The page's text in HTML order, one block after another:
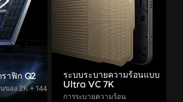
าฟิก Q2
ของ 2K + 144
ระบบระบายความร้อนแบบ
Ultra VC 7K
การระบายความร้อน